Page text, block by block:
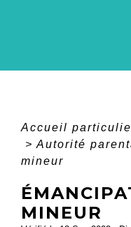
Accueil
> Autorité
mineur
MINEUR